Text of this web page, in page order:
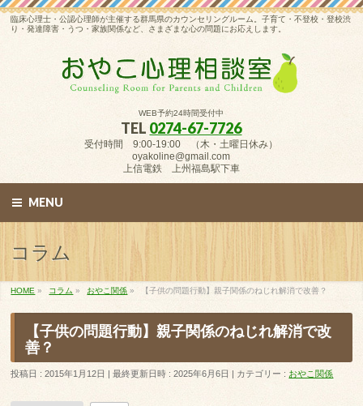
臨床心理士・公認心理師が主催する群馬県のカウンセリングルーム。子育て・不登校・登校渋
り・発達障害・うつ・家族関係など、さまざまな心の問題にお応えします。
WEB予約24時間受付中
TEL 0274-67-7726
受付時間 9:00-19:00 （木・土曜日休み）
oyakoline@gmail.com
上信電鉄 上州福島駅下車
MENU
コラム
HOME » コラム » おやこ関係 » 【子供の問題行動】親子関係のねじれ解消で改善？
【子供の問題行動】親子関係のねじれ解消で改
善？
投稿日 : 2015年1月12日 最終更新日時 : 2025年6月6日 カテゴリー : おやこ関係